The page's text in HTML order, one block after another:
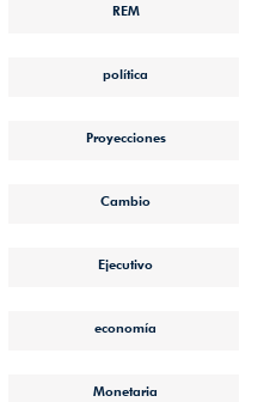
REM
política
Proyecciones
Cambio
Ejecutivo
economía
Monetaria